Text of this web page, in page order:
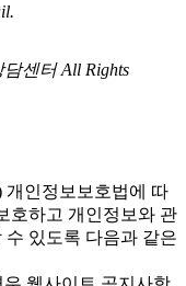
센터 All Rights
개인정보보호법에 따
호하고 개인정보와 관
있도록 다음과 같은